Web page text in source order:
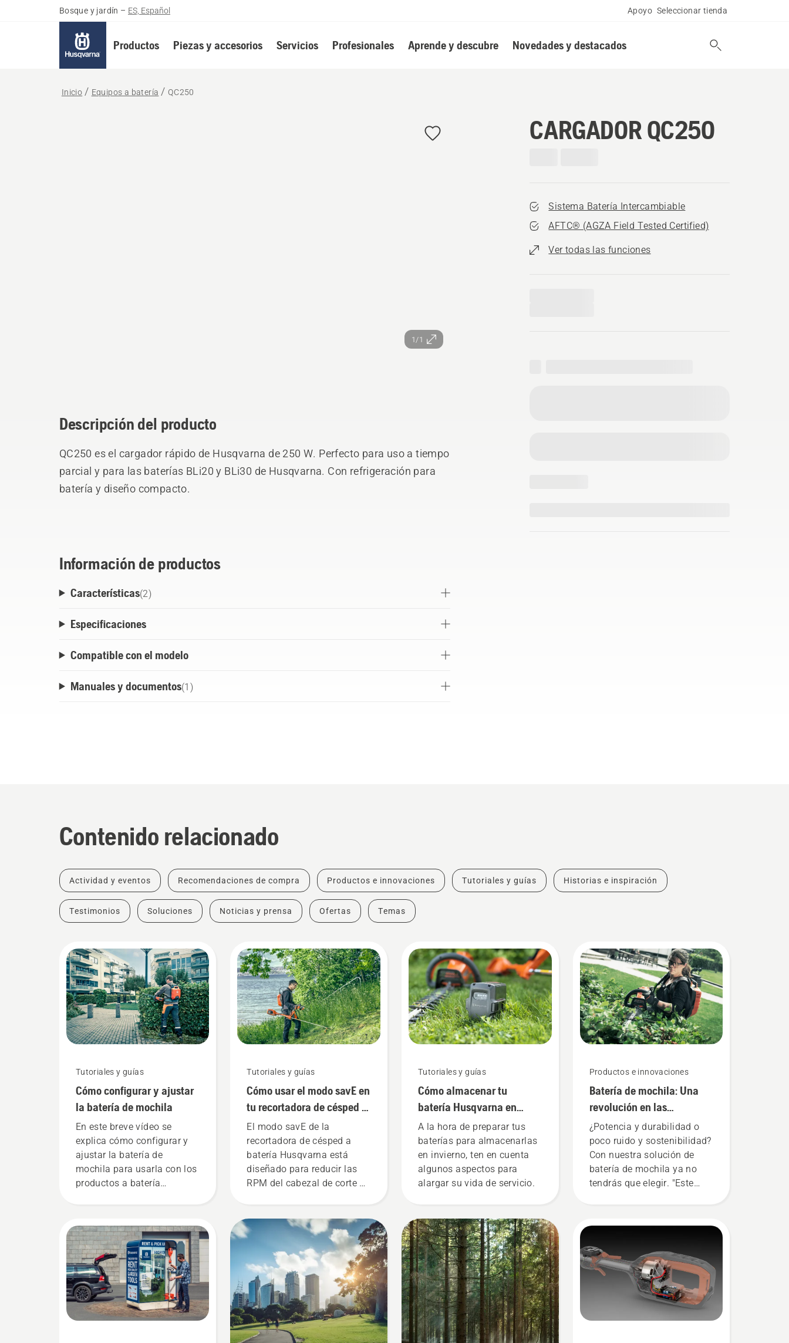
Bosque y jardín – ES, Español Apoyo Seleccionar tienda
Productos Piezas y accesorios Servicios Profesionales Aprende y descubre Novedades y destacados
Inicio Equipos a batería QC250
1/1
CARGADOR QC250
Sistema Batería Intercambiable
AFTC® (AGZA Field Tested Certified)​
Ver todas las funciones
Descripción del producto
QC250 es el cargador rápido de Husqvarna de 250 W. Perfecto para uso a tiempo
parcial y para las baterías BLi20 y BLi30 de Husqvarna. Con refrigeración para
batería y diseño compacto.
Información de productos
Características(2)
Especificaciones
Compatible con el modelo
Manuales y documentos(1 )
Contenido relacionado
Actividad y eventos Recomendaciones de compra Productos e innovaciones Tutoriales y guías Historias e inspiración
Testimonios Soluciones Noticias y prensa Ofertas Temas
Tutoriales y guías
Cómo configurar y ajustar
la batería de mochila
En este breve vídeo se
explica cómo configurar y
ajustar la batería de
mochila para usarla con los
productos a batería
mochila bien ajustada
garantiza comodidad de
uso y reduce el cansancio
para que puedas trabajar
más tiempo sin descansos.
Tutoriales y guías
Cómo usar el modo savE en
tu recortadora de césped a
batería
El modo savE de la
recortadora de césped a
batería Husqvarna está
diseñado para reducir las
RPM del cabezal de corte a
para permitir al usuario
preservar la duración de la
batería al cortar hierba poco
densa. Solo tienes que
pulsar un botón en la
recortadora a batería para
activar y desactivar el modo
savE.
Tutoriales y guías
Cómo almacenar tu
batería Husqvarna en
invierno
A la hora de preparar tus
baterías para almacenarlas
en invierno, ten en cuenta
algunos aspectos para
alargar su vida de servicio.
Productos e innovaciones
Batería de mochila: Una
revolución en las
herramientas portátiles a
batería
¿Potencia y durabilidad o
poco ruido y sostenibilidad?
Con nuestra solución de
batería de mochila ya no
tendrás que elegir. "Este
totalmente nuevo", afirma
responsable de productos
portátiles eléctricos y a
batería de Husqvarna.